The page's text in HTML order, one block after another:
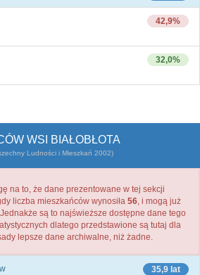
42,9%
32,0%
WSI BIAŁOBŁOTA
Ludności i Mieszkań 2002)
na to, że dane prezentowane w tej sekcji
liczba mieszkańców wynosiła 56, i mogą już
są to najświeższe dostępne dane tego
dlatego przedstawione są tutaj dla
lepsze dane archiwalne, niż żadne.
35,9 lat